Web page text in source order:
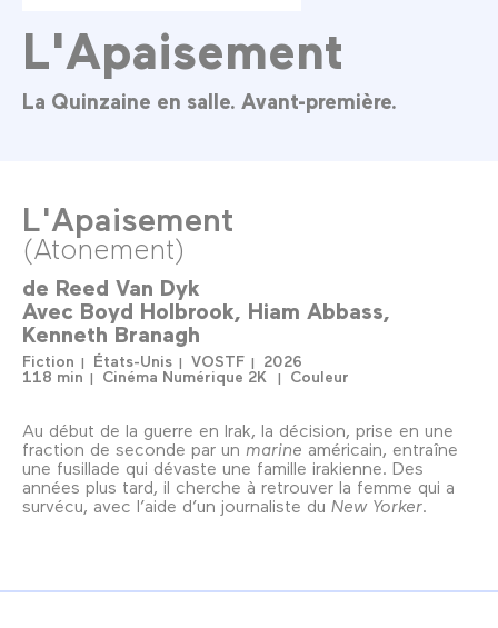
L'Apaisement
La Quinzaine en salle. Avant-première.
L'Apaisement
(Atonement)
de Reed Van Dyk
Avec Boyd Holbrook Hiam Abbass
Kenneth Branagh
Fiction États-Unis VOSTF
2026
118 min
Cinéma Numérique 2K Couleur
Au début de la guerre en Irak, la décision, prise en une
fraction de seconde par un marine américain, entraîne
une fusillade qui dévaste une famille irakienne. Des
années plus tard, il cherche à retrouver la femme qui a
survécu, avec l’aide d’un journaliste du New Yorker